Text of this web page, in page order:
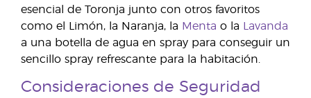
esencial de Toronja junto con otros favoritos
como el Limón, la Naranja, la Menta o la Lavanda
a una botella de agua en spray para conseguir un
sencillo spray refrescante para la habitación.
Consideraciones de Seguridad